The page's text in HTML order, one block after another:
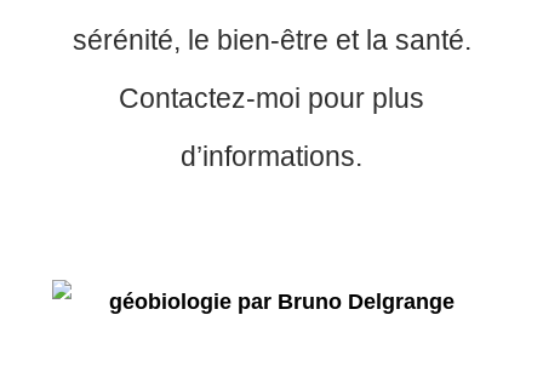
sérénité, le bien-être et la santé.
Contactez-moi pour plus
d’informations.